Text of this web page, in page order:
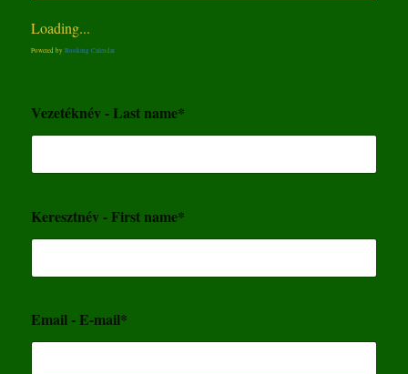
Loading...
Powered byBooking Calendar
Vezetéknév - Last name*
Keresztnév - First name*
Email - E-mail*